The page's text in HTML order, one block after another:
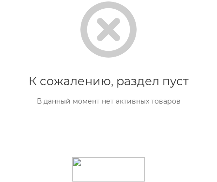
К сожалению, раздел пуст
В данный момент нет активных товаров